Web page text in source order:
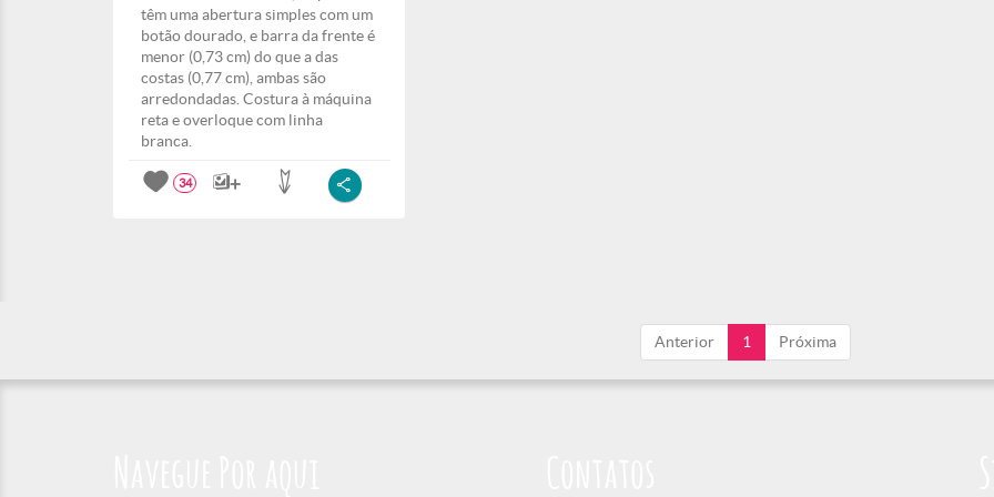
têm uma abertura simples com um
botão dourado, e barra da frente é
menor (0,73 cm) do que a das
costas (0,77 cm), ambas são
arredondadas. Costura à máquina
reta e overloque com linha
branca.
34
Anterior 1 Próxima